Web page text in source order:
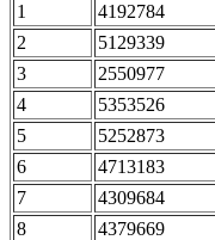
1
4192784
2 5129339
3 2550977
4 5353526
5 5252873
6 4713183
7 4309684
8 4379669